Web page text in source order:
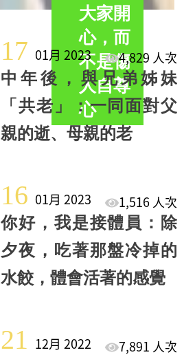
大家開
心，而
不是傷
人自尊
心
17 01月 2023
4,829 人次
中年後，與兄弟姊妹
「共老」：一同面對父
親的逝、母親的老
16 01月 2023
1,516 人次
你好，我是接體員：除
夕夜，吃著那盤冷掉的
水餃，體會活著的感覺
21 12月 2022
7,891 人次